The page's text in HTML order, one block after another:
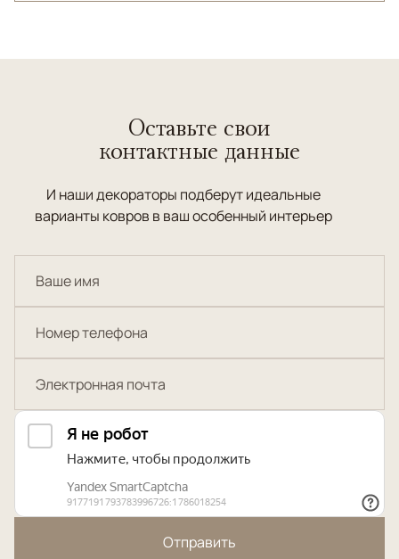
Оставьте свои
контактные данные
И наши декораторы подберут идеальные
варианты ковров в ваш особенный интерьер
Отправить